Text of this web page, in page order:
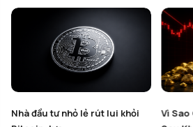
Vì Sao Giá Vàng Giảm Mạnh